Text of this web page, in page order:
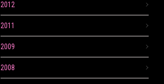
2012
2011
2009
2008